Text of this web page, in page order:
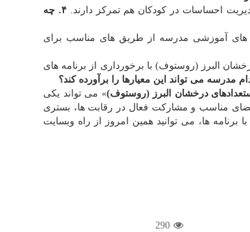
احساسات در کودکان هم تمرکز دارند. ۴. چه
های آموزشی مدرسه از طریق های مناسب برای
البرز (روستوف) با برخورداری از برنامه های
مدرسه می تواند این معیارها را برآورده کند؟
درخشان البرز (روستوف)» می تواند یکی
فضای مناسب و مشارکت فعال در رقابت ها، بستری
ها، می توانید همین امروز از راه وبسایت
290